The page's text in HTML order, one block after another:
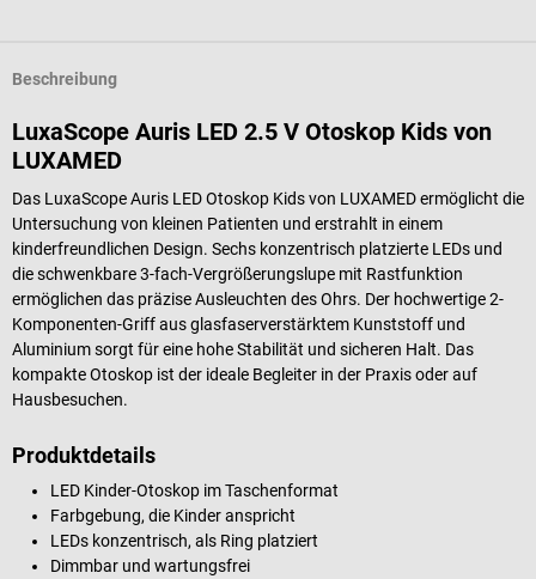
Beschreibung
LuxaScope Auris LED 2.5 V Otoskop Kids von
LUXAMED
Das LuxaScope Auris LED Otoskop Kids von LUXAMED ermöglicht die
Untersuchung von kleinen Patienten und erstrahlt in einem
kinderfreundlichen Design. Sechs konzentrisch platzierte LEDs und
die schwenkbare 3-fach-Vergrößerungslupe mit Rastfunktion
ermöglichen das präzise Ausleuchten des Ohrs. Der hochwertige 2-
Komponenten-Griff aus glasfaserverstärktem Kunststoff und
Aluminium sorgt für eine hohe Stabilität und sicheren Halt. Das
kompakte Otoskop ist der ideale Begleiter in der Praxis oder auf
Hausbesuchen.
Produktdetails
LED Kinder-Otoskop im Taschenformat
Farbgebung, die Kinder anspricht
LEDs konzentrisch, als Ring platziert
Dimmbar und wartungsfrei